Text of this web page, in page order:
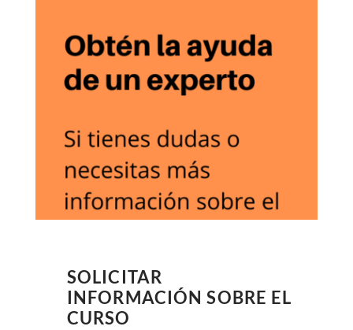
SOLICITAR
INFORMACIÓN SOBRE EL
CURSO